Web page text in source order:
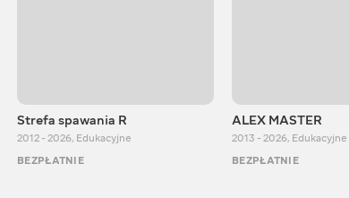
Strefa spawania R
2012 - 2026, Edukacyjne
BEZPŁATNIE
ALEX MASTER
2013 - 2026, Edukacyjne
BEZPŁATNIE